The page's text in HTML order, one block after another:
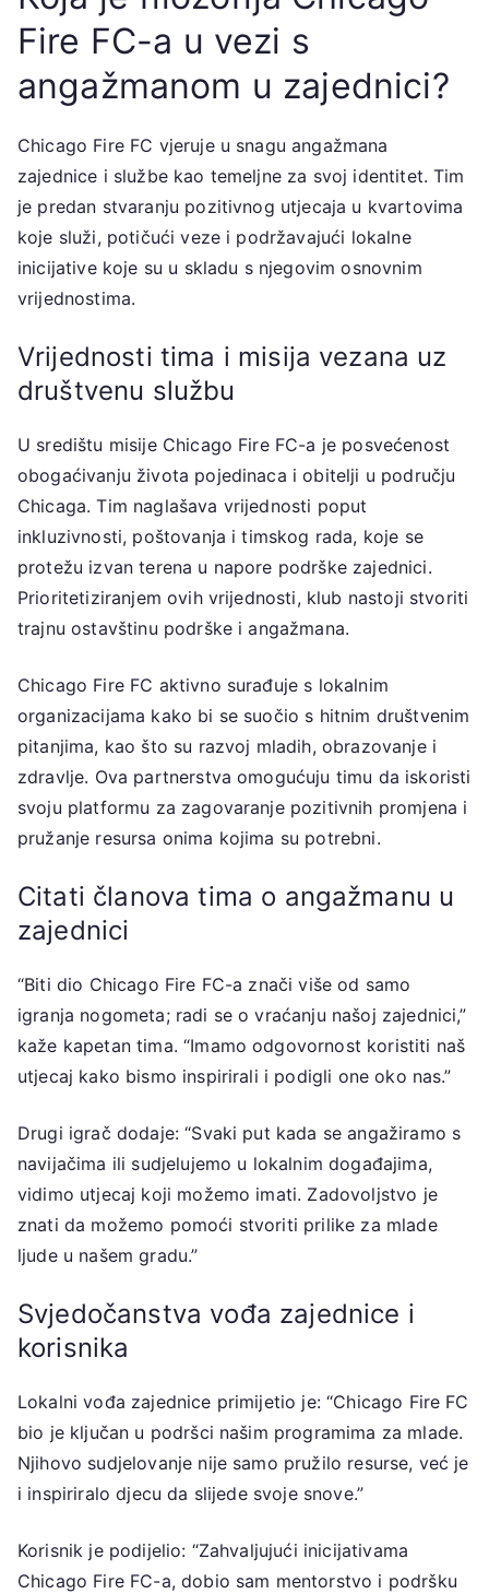
Fire FC-a u vezi s
angažmanom u zajednici?
Chicago Fire FC vjeruje u snagu angažmana
zajednice i službe kao temeljne za svoj identitet. Tim
je predan stvaranju pozitivnog utjecaja u kvartovima
koje služi, potičući veze i podržavajući lokalne
inicijative koje su u skladu s njegovim osnovnim
vrijednostima.
Vrijednosti tima i misija vezana uz
društvenu službu
U središtu misije Chicago Fire FC-a je posvećenost
obogaćivanju života pojedinaca i obitelji u području
Chicaga. Tim naglašava vrijednosti poput
inkluzivnosti, poštovanja i timskog rada, koje se
protežu izvan terena u napore podrške zajednici.
Prioritetiziranjem ovih vrijednosti, klub nastoji stvoriti
trajnu ostavštinu podrške i angažmana.
Chicago Fire FC aktivno surađuje s lokalnim
organizacijama kako bi se suočio s hitnim društvenim
pitanjima, kao što su razvoj mladih, obrazovanje i
zdravlje. Ova partnerstva omogućuju timu da iskoristi
svoju platformu za zagovaranje pozitivnih promjena i
pružanje resursa onima kojima su potrebni.
Citati članova tima o angažmanu u
zajednici
“Biti dio Chicago Fire FC-a znači više od samo
igranja nogometa; radi se o vraćanju našoj zajednici,”
kaže kapetan tima. “Imamo odgovornost koristiti naš
utjecaj kako bismo inspirirali i podigli one oko nas.”
Drugi igrač dodaje: “Svaki put kada se angažiramo s
navijačima ili sudjelujemo u lokalnim događajima,
vidimo utjecaj koji možemo imati. Zadovoljstvo je
znati da možemo pomoći stvoriti prilike za mlade
ljude u našem gradu.”
Svjedočanstva vođa zajednice i
korisnika
Lokalni vođa zajednice primijetio je: “Chicago Fire FC
bio je ključan u podršci našim programima za mlade.
Njihovo sudjelovanje nije samo pružilo resurse, već je
i inspiriralo djecu da slijede svoje snove.”
Korisnik je podijelio: “Zahvaljujući inicijativama
Chicago Fire FC-a, dobio sam mentorstvo i podršku